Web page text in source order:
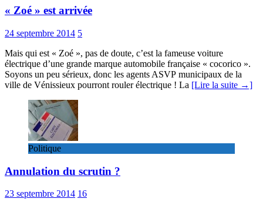
« Zoé » est arrivée
24 septembre 2014 5
Mais qui est « Zoé », pas de doute, c’est la fameuse voiture
électrique d’une grande marque automobile française « cocorico ».
Soyons un peu sérieux, donc les agents ASVP municipaux de la
ville de Vénissieux pourront rouler électrique ! La [Lire la suite →]
Politique
Annulation du scrutin ?
23 septembre 2014 16